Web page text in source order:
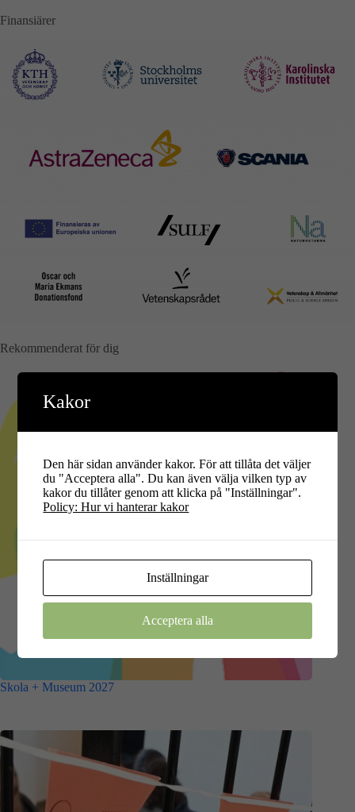
Finansiärer
Rekommenderat för dig
Skola + Museum 2027
Kakor
Den här sidan använder kakor. För att tillåta det väljer
du "Acceptera alla". Du kan även välja vilken typ av
kakor du tillåter genom att klicka på "Inställningar".
Policy: Hur vi hanterar kakor
Inställningar
Acceptera alla